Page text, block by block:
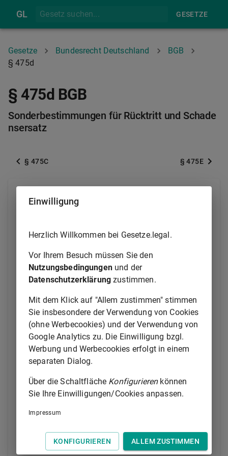
GL GESETZE
Gesetze Bundesrecht Deutschland
BGB
§ 475d
§ 475d BGB
Sonderbestimmungen für Rücktritt und Schade
nsersatz
§ 475C § 475E
bedarf es der in
323 Absatz 2 und § 440 nicht, wenn
1.
der Unternehmer die Nacherfüllung trotz
Ablaufs einer angemessenen Frist ab dem
Zeitpunkt, zu dem der Verbraucher ihn über
den Mangel unterrichtet hat, nicht
vorgenommen hat,
2.
sich trotz der vom Unternehmer versuchten
Nacherfüllung ein Mangel zeigt,
3.
der Mangel derart schwerwiegend ist, dass
der sofortige Rücktritt gerechtfertigt ist,
4.
der Unternehmer die gemäß
ordnungsgemäße Nacherfüllung verweigert
hat oder
Absatz 1 oder 2 oder § 475 Absatz 5
ordnungsgemäß nacherfüllen wird.
Einwilligung
Herzlich Willkommen bei Gesetze.legal.
Vor Ihrem Besuch müssen Sie den
Nutzungsbedingungenund der
Datenschutzerklärung zustimmen.
Mit dem Klick auf "Allem zustimmen" stimmen
Sie insbesondere der Verwendung von Cookies
(ohne Werbecookies) und der Verwendung von
Google Analytics zu. Die Einwilligung bzgl.
Werbung und Werbecookies erfolgt in einem
separaten Dialog.
Über die Schaltfläche Konfigurierenkönnen
Sie Ihre Einwilligungen/Cookies anpassen.
Impressum
KONFIGURIEREN ALLEM ZUSTIMMEN